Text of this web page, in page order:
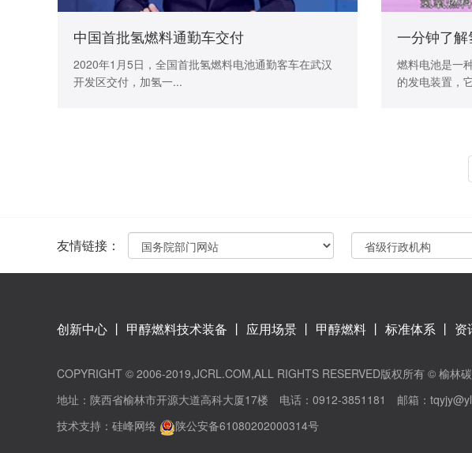
中国首批氢燃料通勤车交付
2020年1月5日，全国首批氢燃料电池通勤客车在武汉
开发区交付，加氢一...
一分钟了
燃料电池是一
的发电装置，
友情链接：
创新中心 丨 甲醇燃料技术装备 丨 应用场景 丨 甲醇燃料 丨 标准体系 丨 资
COPYRIGHT © 2006-2019,JCRL.COM,ALL RIGHTS RESERVED版权所有 © 榆林
地址：陕西省榆林市开源大道高科大厦17楼 电话：0912-3851181 邮箱：
技术支持： 硅峰网络 陕公安备61080202000314号